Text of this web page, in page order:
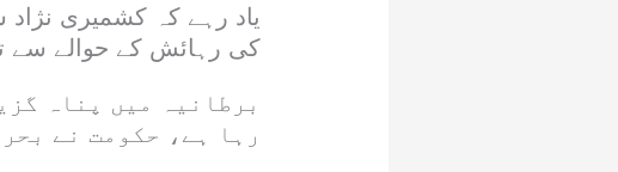
یاد رہے کہ کشمیری نژاد
کی رہائش کے حوالے سے
برطانیہ میں پناہ
رہا ہے، حکومت نے